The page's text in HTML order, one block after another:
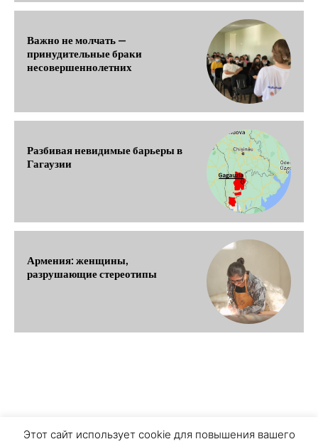
Важно не молчать —
принудительные браки
несовершеннолетних
Разбивая невидимые барьеры в
Гагаузии
Армения: женщины,
разрушающие стереотипы
Этот сайт использует cookie для повышения вашего